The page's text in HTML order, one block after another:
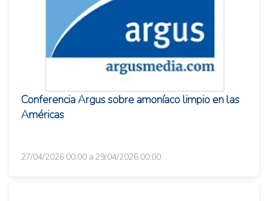
Conferencia Argus sobre amoníaco limpio en las
Américas
27/04/2026 00:00 a 29/04/2026 00:00